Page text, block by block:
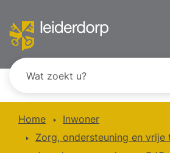
Home
Inwoner
Zorg, ondersteuning en vrije